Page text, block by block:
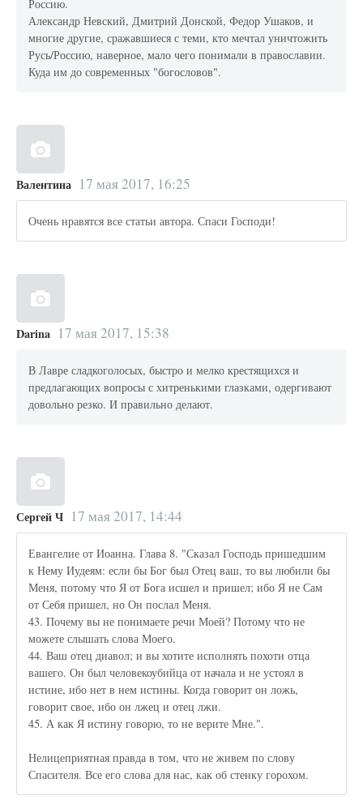
Россию.
Александр Невский, Дмитрий Донской, Федор Ушаков, и
многие другие, сражавшиеся с теми, кто мечтал уничтожить
Русь/Россию, наверное, мало чего понимали в православии.
Куда им до современных "богословов".
Валентина 17 мая 2017, 16:25
Очень нравятся все статьи автора. Спаси Господи!
Darina 17 мая 2017, 15:38
В Лавре сладкоголосых, быстро и мелко крестящихся и
предлагающих вопросы с хитренькими глазками, одергивают
довольно резко. И правильно делают.
Сергей Ч 17 мая 2017, 14:44
Евангелие от Иоанна. Глава 8. "Сказал Господь пришедшим
к Нему Иудеям: если бы Бог был Отец ваш, то вы любили бы
Меня, потому что Я от Бога исшел и пришел; ибо Я не Сам
от Себя пришел, но Он послал Меня.
43. Почему вы не понимаете речи Моей? Потому что не
можете слышать слова Моего.
44. Ваш отец диавол; и вы хотите исполнять похоти отца
вашего. Он был человекоубийца от начала и не устоял в
истине, ибо нет в нем истины. Когда говорит он ложь,
говорит свое, ибо он лжец и отец лжи.
45. А как Я истину говорю, то не верите Мне.".
Нелицеприятная правда в том, что не живем по слову
Спасителя. Все его слова для нас, как об стенку горохом.